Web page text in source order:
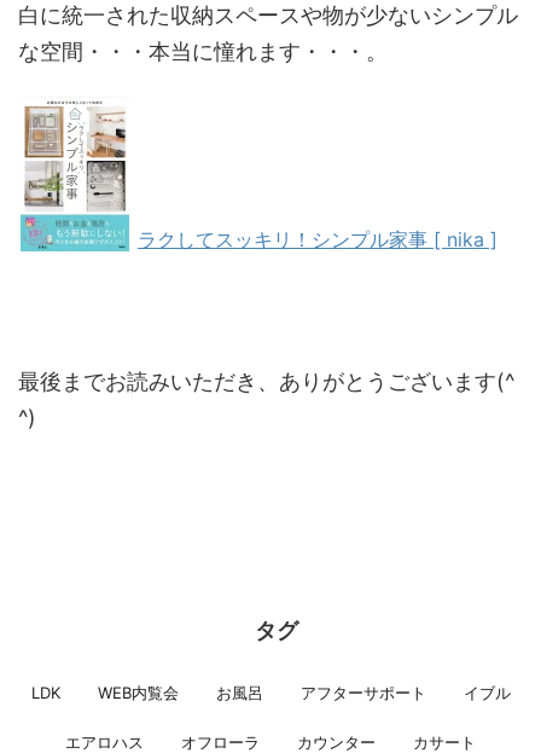
白に統一された収納スペースや物が少ないシンプル
な空間・・・本当に憧れます・・・。
ラクしてスッキリ！シンプル家事 [ nika ]
最後までお読みいただき、ありがとうございます(^
^)
タグ
LDK WEB内覧会 お風呂 アフターサポート イブル
エアロハス オフローラ カウンター カサート